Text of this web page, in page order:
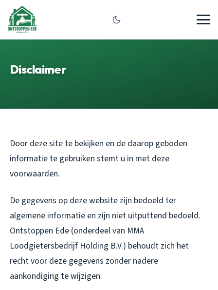
Disclaimer
Door deze site te bekijken en de daarop geboden
informatie te gebruiken stemt u in met deze
voorwaarden.
De gegevens op deze website zijn bedoeld ter
algemene informatie en zijn niet uitputtend bedoeld.
Ontstoppen Ede (onderdeel van MMA
Loodgietersbedrijf Holding B.V.) behoudt zich het
recht voor deze gegevens zonder nadere
aankondiging te wijzigen.